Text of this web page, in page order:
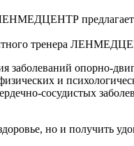
предлагает
тренера
заболеваний опорно-
и
сосудистых
но и получить